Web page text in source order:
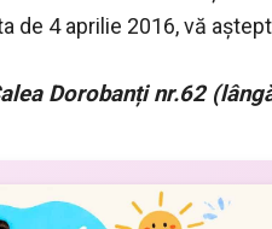
de 4 aprilie 2016, vă
Dorobanți nr.62